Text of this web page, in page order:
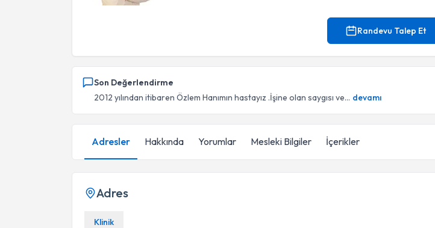
Randevu Talep Et
Son Değerlendirme
2012 yılından itibaren Özlem Hanımın hastayız .İşine olan saygısı ve... devamı
Adresler Hakkında Yorumlar Mesleki Bilgiler İçerikler
Adres
Klinik